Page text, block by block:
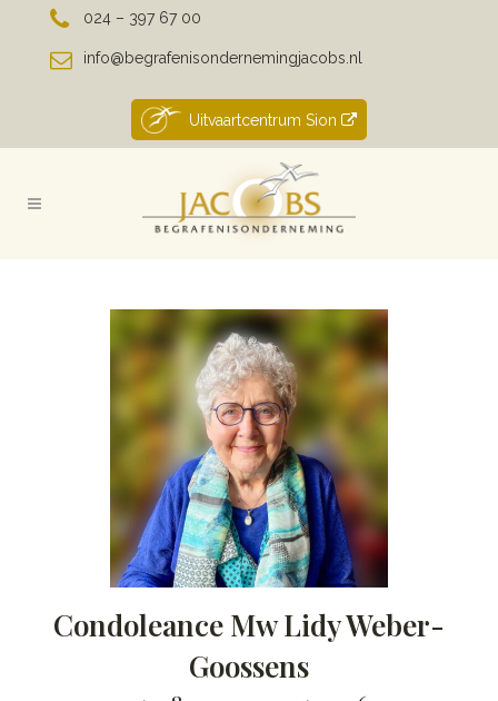
024 – 397 67 00
info@begrafenisondernemingjacobs.nl
Uitvaartcentrum Sion
Condoleance Mw Lidy Weber-
Goossens